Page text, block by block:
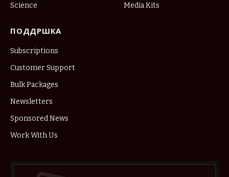
Science
Media Kits
ПОДДРШКА
Subscriptions
Customer Support
Bulk Packages
Newsletters
Sponsored News
Work With Us